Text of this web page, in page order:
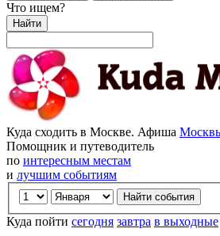
Что ищем?
Найти
Куда сходить в Москве. Афиша
Помощник и путеводитель
по интересным местам
и лучшим событиям
Куда пойти сегодня завтра в выходные